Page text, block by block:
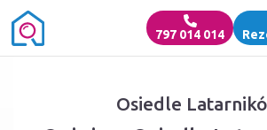
797 014 014
Osiedle